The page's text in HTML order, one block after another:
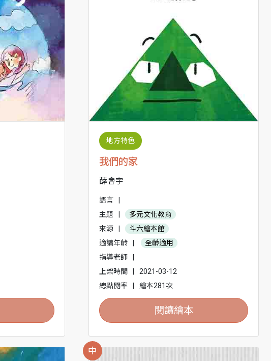
地方特色
我們的家
薛會宇
語言
主題
多元文化教育
來源
斗六繪本館
適讀年齡
全齡適用
指導老師
上架時間
2021-03-12
總點閱率
繪本281次
閱讀繪本
中